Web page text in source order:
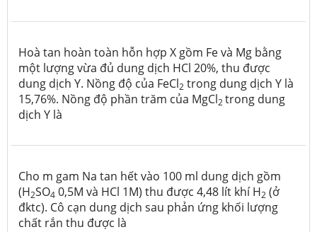
Hoà tan hoàn toàn hỗn hợp X gồm Fe và Mg bằng
một lượng vừa đủ dung dịch HCl 20%, thu được
dung dịch Y. Nồng độ của FeCl2 trong dung dịch Y là
15,76%. Nồng độ phần trăm của MgCl2trong dung
dịch Y là
Cho m gam Na tan hết vào 100 ml dung dịch gồm
(H2SO4 0,5M và HCl 1M) thu được 4,48 lít khí H2 (ở
đktc). Cô cạn dung dịch sau phản ứng khối lượng
chất rắn thu được là